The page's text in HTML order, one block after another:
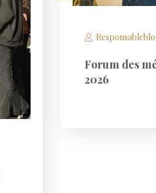
Forum des
2026